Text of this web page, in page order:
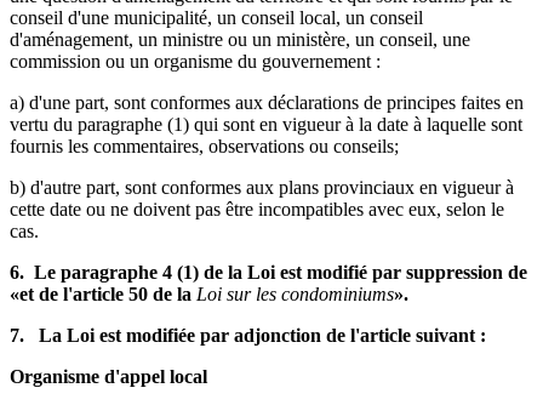
conseil d'une municipalité, un conseil local, un conseil
d'aménagement, un ministre ou un ministère, un conseil, une
commission ou un organisme du gouvernement :
a) d'une part, sont conformes aux déclarations de principes faites en
vertu du paragraphe (1) qui sont en vigueur à la date à laquelle sont
fournis les commentaires, observations ou conseils;
b) d'autre part, sont conformes aux plans provinciaux en vigueur à
cette date ou ne doivent pas être incompatibles avec eux, selon le
cas.
6. Le paragraphe 4 (1) de la Loi est modifié par suppression de
«et de l'article 50 de la Loi sur les condominiums».
7. La Loi est modifiée par adjonction de l'article suivant :
Organisme d'appel local